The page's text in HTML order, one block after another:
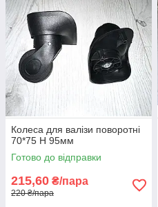
Колеса для валізи поворотні
70*75 H 95мм
Готово до відправки
215,60 ₴/пара
220 ₴/пара